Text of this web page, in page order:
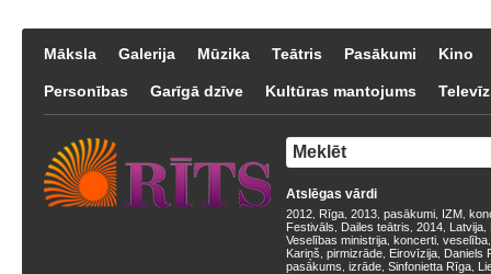
Māksla Galerija Mūzika Teātris Pasākumi Kino
Personības Garīgā dzīve Kultūras mantojums
Atslēgas vārdi
2012 Rīga 2013 pasākumi IZM
Festivāls
Dailes teātris 2014 Latvija
Veselības ministrija koncerti veselība
Kariņš pirmizrāde Eirovīzija Daniels
pasākums izrāde Sinfonietta Rīga